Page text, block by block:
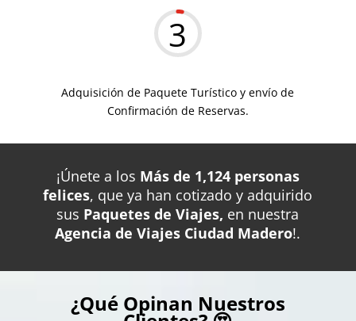
3
Adquisición de Paquete Turístico y envío de
Confirmación de Reservas.
¡Únete a los Más de 1,124 personas
felices, que ya han cotizado y adquirido
sus Paquetes de Viajes, en nuestra
Agencia de Viajes Ciudad Madero!.
¿Qué Opinan Nuestros